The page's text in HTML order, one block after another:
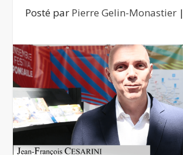
Posté par Pierre Gelin-Monastier|